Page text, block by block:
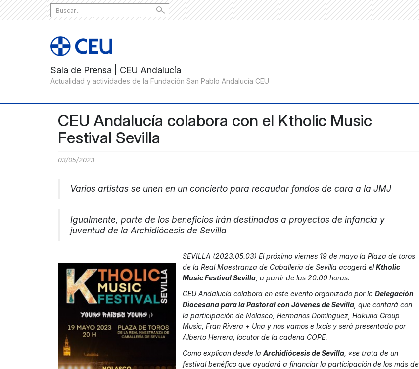
Search
for:
CEU Andalucía colabora con el Ktholic Music
Festival Sevilla
03/05/2023
Varios artistas se unen en un concierto para recaudar fondos de cara a la JMJ
Igualmente, parte de los beneficios irán destinados a proyectos de infancia y
juventud de la Archidiócesis de Sevilla
SEVILLA (2023.05.03) El próximo viernes 19 de mayo la Plaza de toros
de la Real Maestranza de Caballería de Sevilla acogerá elKtholic
Music Festival Sevilla , a partir de las 20.00 horas.
CEU Andalucía colabora en este evento organizado por la Delegación
Diocesana para la Pastoral con Jóvenes de Sevilla , que contará con
la participación de Nolasco, Hermanos Domínguez, Hakuna Group
Music, Fran Rivera + Una y nos vamos e Ixcís y será presentado por
Alberto Herrera, locutor de la cadena COPE.
Como explican desde la Archidiócesis de Sevilla , «se trata de un
festival benéfico que ayudará a financiar la participación de los más de